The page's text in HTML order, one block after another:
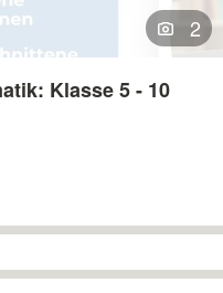
2
Klasse 5 - 10